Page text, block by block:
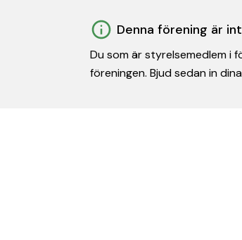
Denna förening är
Du som är styrelsemedlem i
föreningen. Bjud sedan in